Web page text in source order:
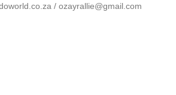
/ ozayrallie@gmail.com